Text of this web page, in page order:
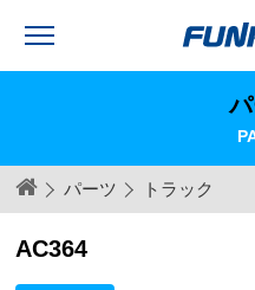
パーツ トラック
AC364